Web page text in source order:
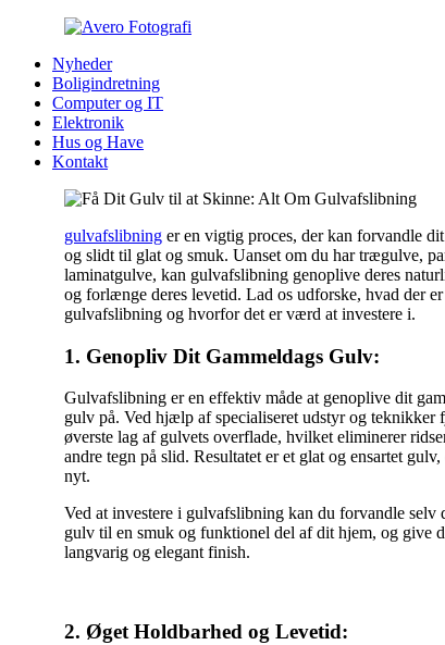
Nyheder
Boligindretning
Computer og IT
Elektronik
Hus og Have
Kontakt
gulvafslibning er en vigtig proces, der kan forvandle
og slidt til glat og smuk. Uanset om du har trægulve,
laminatgulve, kan gulvafslibning genoplive deres
og forlænge deres levetid. Lad os udforske, hvad der
gulvafslibning og hvorfor det er værd at investere i.
1. Genopliv Dit Gammeldags Gulv:
Gulvafslibning er en effektiv måde at genoplive dit
gulv på. Ved hjælp af specialiseret udstyr og teknikker
øverste lag af gulvets overflade, hvilket eliminerer
andre tegn på slid. Resultatet er et glat og ensartet
nyt.
Ved at investere i gulvafslibning kan du forvandle selv
gulv til en smuk og funktionel del af dit hjem, og give
langvarig og elegant finish.
2. Øget Holdbarhed og Levetid: